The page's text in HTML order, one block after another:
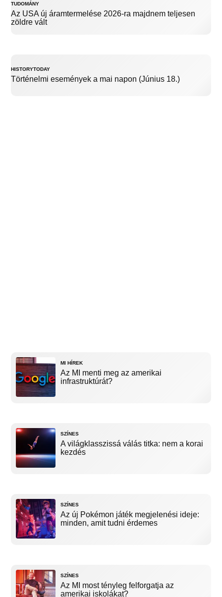
TUDOMÁNY
Az USA új áramtermelése 2026-ra majdnem teljesen
zöldre vált
HISTORYTODAY
Történelmi események a mai napon (Június 18.)
MI HÍREK
Az MI menti meg az amerikai
infrastruktúrát?
SZÍNES
A világklasszissá válás titka: nem a korai
kezdés
SZÍNES
Az új Pokémon játék megjelenési ideje:
minden, amit tudni érdemes
SZÍNES
Az MI most tényleg felforgatja az
amerikai iskolákat?